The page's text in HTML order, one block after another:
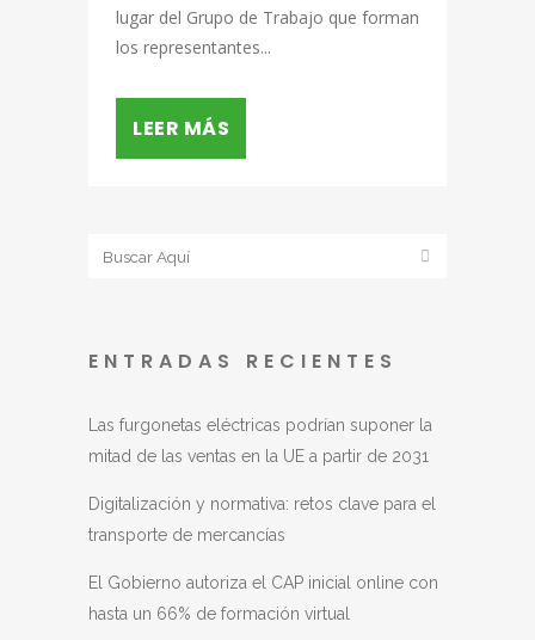
lugar del Grupo de Trabajo que forman
los representantes...
LEER MÁS
ENTRADAS RECIENTES
Las furgonetas eléctricas podrían suponer la
mitad de las ventas en la UE a partir de 2031
Digitalización y normativa: retos clave para el
transporte de mercancías
El Gobierno autoriza el CAP inicial online con
hasta un 66% de formación virtual